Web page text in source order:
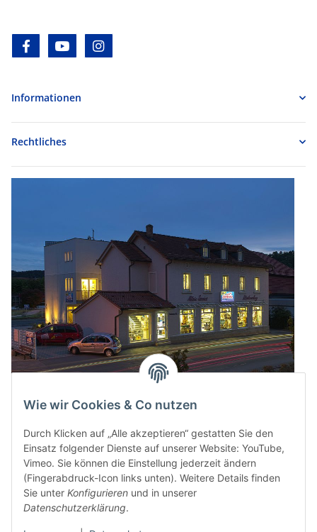
Wie wir Cookies & Co nutzen
Durch Klicken auf „Alle akzeptieren“ gestatten Sie den
Einsatz folgender Dienste auf unserer Website: YouTube,
Vimeo. Sie können die Einstellung jederzeit ändern
(Fingerabdruck-Icon links unten). Weitere Details finden
Sie unter Konfigurieren und in unserer
Datenschutzerklärung.
facebookyoutube
Informationen
Rechtliches